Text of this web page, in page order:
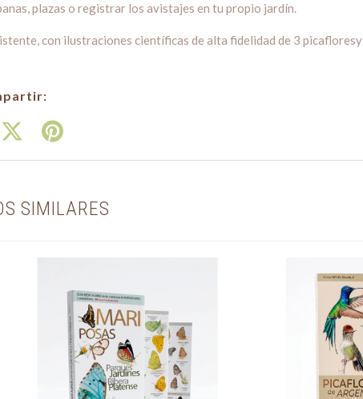
plazas o registrar los avistajes en tu propio jardín.
con ilustraciones científicas de alta fidelidad de 3 picafloresy
SIMILARES